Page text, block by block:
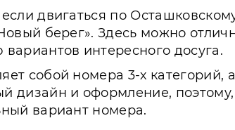
если двигаться по
берег». Здесь можно
интересного досуга.
собой номера 3-х
дизайн и оформление,
вариант номера.